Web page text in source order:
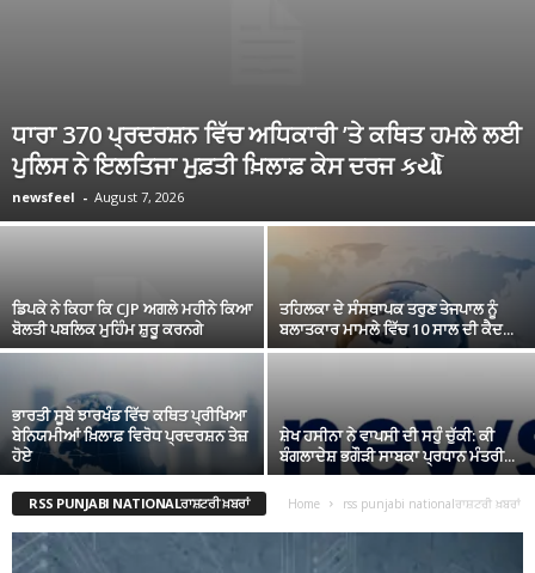
ਧਾਰਾ 370 ਪ੍ਰਦਰਸ਼ਨ ਵਿੱਚ ਅਧਿਕਾਰੀ ’ਤੇ ਕਥਿਤ ਹਮਲੇ ਲਈ
ਪੁਲਿਸ ਨੇ ਇਲਤਿਜਾ ਮੁਫ਼ਤੀ ਖ਼ਿਲਾਫ਼ ਕੇਸ ਦਰਜ કર્યો
newsfeel - August 7, 2026
ਡਿਪਕੇ ਨੇ ਕਿਹਾ ਕਿ CJP ਅਗਲੇ ਮਹੀਨੇ ਕਿਆ
ਬੋਲਤੀ ਪਬਲਿਕ ਮੁਹਿੰਮ ਸ਼ੁਰੂ ਕਰਨਗੇ
ਤਹਿਲਕਾ ਦੇ ਸੰਸਥਾਪਕ ਤਰੁਣ ਤੇਜਪਾਲ ਨੂੰ
ਬਲਾਤਕਾਰ ਮਾਮਲੇ ਵਿੱਚ 10 ਸਾਲ ਦੀ ਕੈਦ...
ਭਾਰਤੀ ਸੂਬੇ ਝਾਰਖੰਡ ਵਿੱਚ ਕਥਿਤ ਪ੍ਰੀਖਿਆ
ਬੇਨਿਯਮੀਆਂ ਖ਼ਿਲਾਫ਼ ਵਿਰੋਧ ਪ੍ਰਦਰਸ਼ਨ ਤੇਜ਼
ਹੋਏ
ਸ਼ੇਖ ਹਸੀਨਾ ਨੇ ਵਾਪਸੀ ਦੀ ਸਹੁੰ ਚੁੱਕੀ: ਕੀ
ਬੰਗਲਾਦੇਸ਼ ਭਗੌੜੀ ਸਾਬਕਾ ਪ੍ਰਧਾਨ ਮੰਤਰੀ...
RSS PUNJABI NATIONALਰਾਸ਼ਟਰੀ ਖ਼ਬਰਾਂ Home rss punjabi nationalਰਾਸ਼ਟਰੀ ਖ਼ਬਰਾਂ